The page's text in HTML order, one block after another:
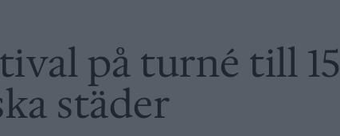
på turné till 15
städer